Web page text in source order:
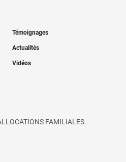
Témoignages
Actualités
Vidéos
FAMILIALES